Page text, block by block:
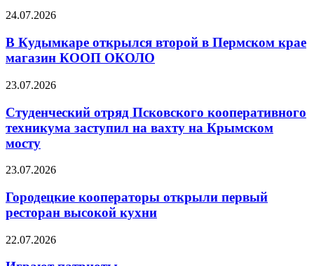
24.07.2026
В Кудымкаре открылся второй в Пермском крае
магазин КООП ОКОЛО
23.07.2026
Студенческий отряд Псковского кооперативного
техникума заступил на вахту на Крымском
мосту
23.07.2026
Городецкие кооператоры открыли первый
ресторан высокой кухни
22.07.2026